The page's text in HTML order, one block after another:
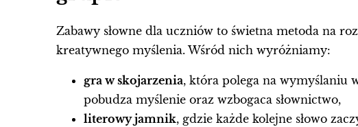
Zabawy słowne dla uczniów to świetna metoda na
kreatywnego myślenia. Wśród nich wyróżniamy:
gra w skojarzenia, która polega na wymyślaniu
pobudza myślenie oraz wzbogaca słownictwo,
literowy jamnik, gdzie każde kolejne słowo